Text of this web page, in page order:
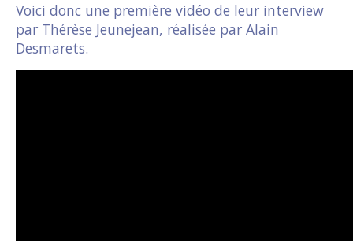
Voici donc une première vidéo de leur interview
par Thérèse Jeunejean, réalisée par Alain
Desmarets.